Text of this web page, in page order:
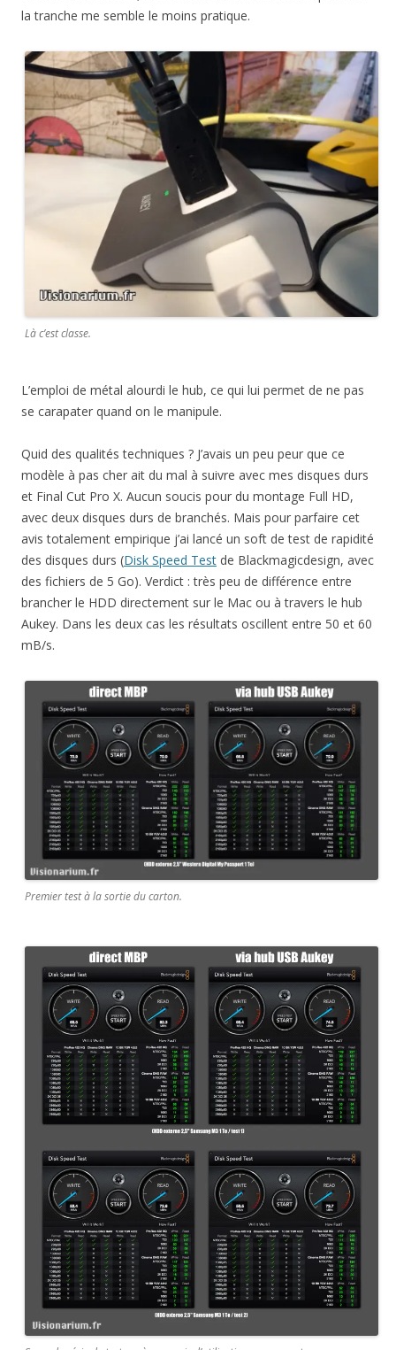
la tranche me semble le moins pratique.
Là c’est classe.
L’emploi de métal alourdi le hub, ce qui lui permet de ne pas
se carapater quand on le manipule.
Quid des qualités techniques ? J’avais un peu peur que ce
modèle à pas cher ait du mal à suivre avec mes disques durs
et Final Cut Pro X. Aucun soucis pour du montage Full HD,
avec deux disques durs de branchés. Mais pour parfaire cet
avis totalement empirique j’ai lancé un soft de test de rapidité
des disques durs (Disk Speed Test de Blackmagicdesign, avec
des fichiers de 5 Go). Verdict : très peu de différence entre
brancher le HDD directement sur le Mac ou à travers le hub
Aukey. Dans les deux cas les résultats oscillent entre 50 et 60
mB/s.
Premier test à la sortie du carton.